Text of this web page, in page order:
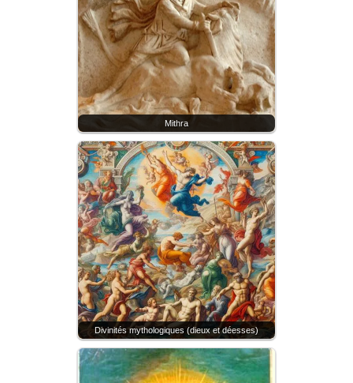
Mithra
Divinités mythologiques (dieux et déesses)